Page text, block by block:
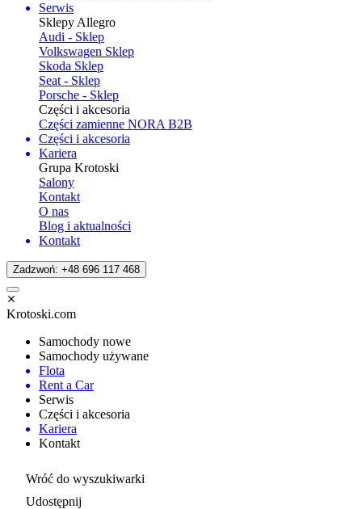
Serwis
Sklepy Allegro
Audi - Sklep
Volkswagen Sklep
Skoda Sklep
Seat - Sklep
Porsche - Sklep
Części i akcesoria
Części zamienne NORA B2B
Części i akcesoria
Kariera
Grupa Krotoski
Salony
Kontakt
O nas
Blog i aktualności
Kontakt
Zadzwoń: +48 696 117 468
Krotoski.com
Samochody nowe
Samochody używane
Flota
Rent a Car
Serwis
Części i akcesoria
Kariera
Kontakt
Wróć do wyszukiwarki
Udostępnij